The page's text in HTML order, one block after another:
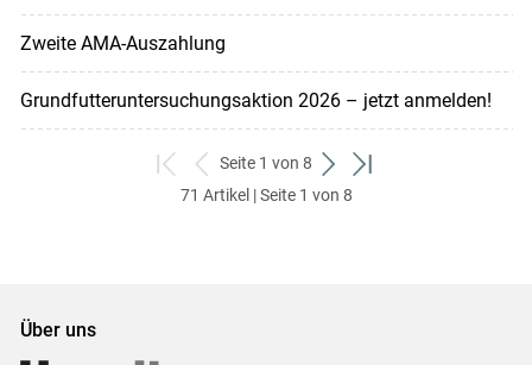
Zweite AMA-Auszahlung
Grundfutteruntersuchungsaktion 2026 – jetzt anmelden!
zum
ersten
zurück
zum
Seite 1 von 8
weiter
zum
zum
71 Artikel | Seite 1 von 8
Über uns